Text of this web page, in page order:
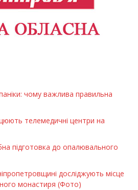
чому важлива правильна
телемедичні центри на
підготовка до опалювального
досліджують місце
монастиря (Фото)